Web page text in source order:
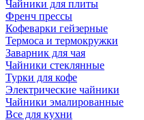
Чайники для плиты
Френч прессы
Кофеварки гейзерные
Термоса и термокружки
Заварник для чая
Чайники стеклянные
Турки для кофе
Электрические чайники
Чайники эмалированные
Все для кухни